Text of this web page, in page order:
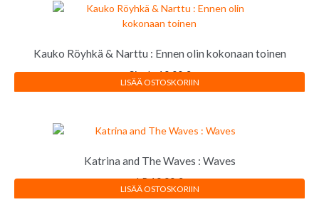
Kauko Röyhkä & Narttu : Ennen olin kokonaan toinen
Single10,00€
LISÄÄ OSTOSKORIIN
Katrina and The Waves : Waves
LP10,00€
LISÄÄ OSTOSKORIIN